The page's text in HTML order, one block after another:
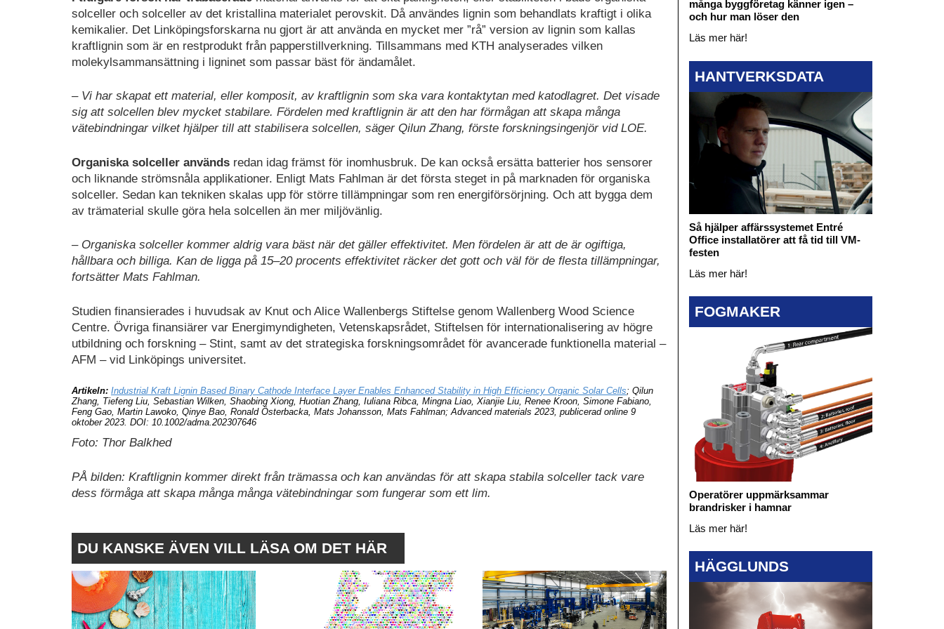
solceller och solceller av det kristallina materialet perovskit. Då användes lignin som behandlats kraftigt i olika
kemikalier. Det Linköpingsforskarna nu gjort är att använda en mycket mer ”rå” version av lignin som kallas
kraftlignin som är en restprodukt från papperstillverkning. Tillsammans med KTH analyserades vilken
molekylsammansättning i ligninet som passar bäst för ändamålet.
– Vi har skapat ett material, eller komposit, av kraftlignin som ska vara kontaktytan med katodlagret. Det visade
sig att solcellen blev mycket stabilare. Fördelen med kraftlignin är att den har förmågan att skapa många
vätebindningar vilket hjälper till att stabilisera solcellen, säger Qilun Zhang, förste forskningsingenjör vid LOE.
Organiska solceller används redan idag främst för inomhusbruk. De kan också ersätta batterier hos sensorer
och liknande strömsnåla applikationer. Enligt Mats Fahlman är det första steget in på marknaden för organiska
solceller. Sedan kan tekniken skalas upp för större tillämpningar som ren energiförsörjning. Och att bygga dem
av trämaterial skulle göra hela solcellen än mer miljövänlig.
– Organiska solceller kommer aldrig vara bäst när det gäller effektivitet. Men fördelen är att de är ogiftiga,
hållbara och billiga. Kan de ligga på 15–20 procents effektivitet räcker det gott och väl för de flesta tillämpningar,
fortsätter Mats Fahlman.
Studien finansierades i huvudsak av Knut och Alice Wallenbergs Stiftelse genom Wallenberg Wood Science
Centre. Övriga finansiärer var Energimyndigheten, Vetenskapsrådet, Stiftelsen för internationalisering av högre
utbildning och forskning – Stint, samt av det strategiska forskningsområdet för avancerade funktionella material –
AFM – vid Linköpings universitet.
Artikeln: Industrial Kraft Lignin Based Binary Cathode Interface Layer Enables Enhanced Stability in High Efficiency Organic Solar Cells; Qilun
Zhang, Tiefeng Liu, Sebastian Wilken, Shaobing Xiong, Huotian Zhang, Iuliana Ribca, Mingna Liao, Xianjie Liu, Renee Kroon, Simone Fabiano,
Feng Gao, Martin Lawoko, Qinye Bao, Ronald Österbacka, Mats Johansson, Mats Fahlman; Advanced materials 2023, publicerad online 9
oktober 2023. DOI: 10.1002/adma.202307646
Foto: Thor Balkhed
PÅ bilden: Kraftlignin kommer direkt från trämassa och kan användas för att skapa stabila solceller tack vare
dess förmåga att skapa många många vätebindningar som fungerar som ett lim.
DU KANSKE ÄVEN VILL LÄSA OM DET HÄR
många byggföretag känner igen –
och hur man löser den
Läs mer här!
HANTVERKSDATA
Så hjälper affärssystemet Entré
Office installatörer att få tid till VM-
festen
Läs mer här!
FOGMAKER
Operatörer uppmärksammar
brandrisker i hamnar
Läs mer här!
HÄGGLUNDS